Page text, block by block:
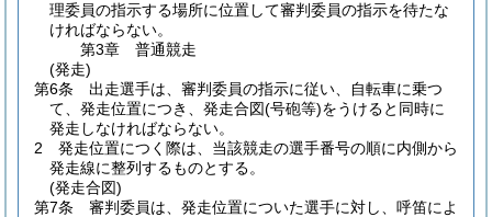
理委員の指示する場所に位置して審判委員の指示を待たな
ければならない。
第3章
普通競走
(発走)
第6条
出走選手は、審判委員の指示に従い、自転車に乗つ
て、発走位置につき、発走合図(号砲等)をうけると同時に
発走しなければならない。
2
発走位置につく際は、当該競走の選手番号の順に内側から
発走線に整列するものとする。
(発走合図)
第7条
審判委員は、発走位置についた選手に対し、呼笛によ